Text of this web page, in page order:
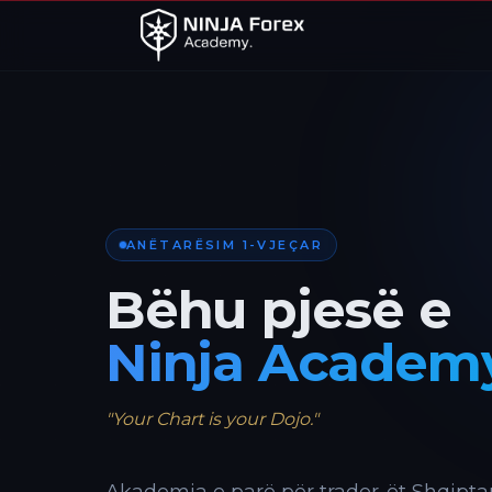
ANËTARËSIM 1-VJEÇAR
Bëhu pjesë e
Ninja
"Your Chart is your Dojo."